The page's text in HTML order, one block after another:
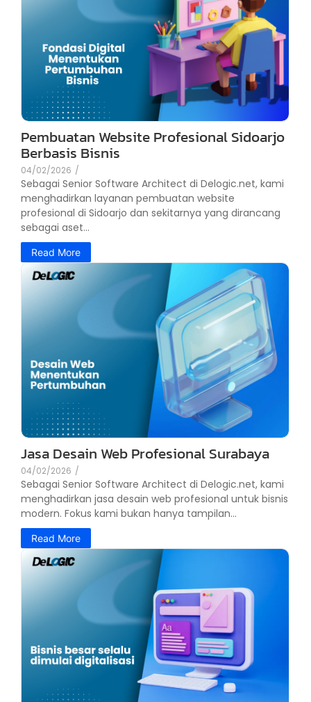
Pembuatan Website Profesional Sidoarjo
Berbasis Bisnis
04/02/2026 /
Sebagai Senior Software Architect di Delogic.net, kami
menghadirkan layanan pembuatan website
profesional di Sidoarjo dan sekitarnya yang dirancang
sebagai aset...
Read More
Jasa Desain Web Profesional Surabaya
04/02/2026 /
Sebagai Senior Software Architect di Delogic.net, kami
menghadirkan jasa desain web profesional untuk bisnis
modern. Fokus kami bukan hanya tampilan...
Read More